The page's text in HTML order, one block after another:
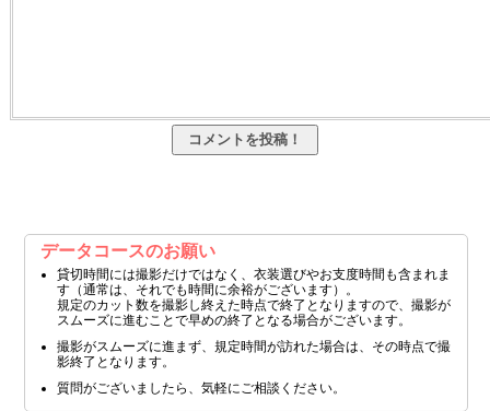
データコースのお願い
貸切時間には撮影だけではなく、衣装選びやお支度時間も含まれま
す（通常は、それでも時間に余裕がございます）。
規定のカット数を撮影し終えた時点で終了となりますので、撮影が
スムーズに進むことで早めの終了となる場合がございます。
撮影がスムーズに進まず、規定時間が訪れた場合は、その時点で撮
影終了となります。
質問がございましたら、気軽にご相談ください。